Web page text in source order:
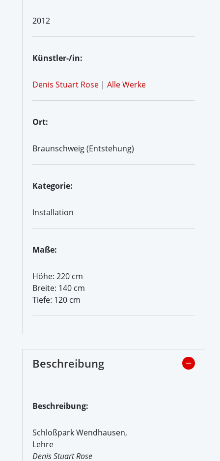
2012
Künstler-/in:
Denis Stuart Rose | Alle Werke
Ort:
Braunschweig (Entstehung)
Kategorie:
Installation
Maße:
Höhe: 220 cm
Breite: 140 cm
Tiefe: 120 cm
Beschreibung
Beschreibung:
Schloßpark Wendhausen,
Lehre
Denis Stuart Rose